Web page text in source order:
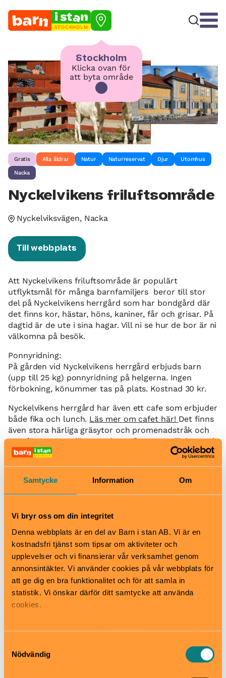
Samtycke Information Om
Vi bryr oss om din integritet
Denna webbplats är en del av Barn i stan AB. Vi är en
kostnadsfri tjänst som tipsar om aktiviteter och
upplevelser och vi finansierar vår verksamhet genom
annonsintäkter. Vi använder cookies på vår webbplats för
att ge dig en bra funktionalitet och för att samla in
statistik. Vi önskar därför ditt samtycke att använda
cookies.
Vi använder enhetsidentifierare för att analysera vår
samt tillhandahålla funktioner för sociala medier. Vi
vidarebefordrar även sådana identifierare och annan
Nödvändig
STOCKHOLM
Stockholm
Klicka ovan för
att byta område
Gratis Alla åldrar Natur Naturreservat Djur Utomhus
Nacka
Nyckelvikens friluftsområde
Nyckelviksvägen, Nacka
Till webbplats
Att Nyckelvikens friluftsområde är populärt
utflyktsmål för många barnfamiljers beror till stor
del på Nyckelvikens herrgård som har bondgård där
det finns kor, hästar, höns, kaniner, får och grisar. På
dagtid är de ute i sina hagar. Vill ni se hur de bor är ni
välkomna på besök.
Ponnyridning:
På gården vid Nyckelvikens herrgård erbjuds barn
(upp till 25 kg) ponnyridning på helgerna. Ingen
förbokning, könummer tas på plats. Kostnad 30 kr.
Nyckelvikens herrgård har även ett cafe som erbjuder
både fika och lunch. Läs mer om cafet här! Det finns
även stora härliga gräsytor och promenadstråk och
utanför en av stallbyggnaderna finns en grillplats och
en värmestuga att äta matsäcken i.
cykelvägar och flera ordnade rast- och grillplatser.
Det finns även utegym, hundrastgård och lekplats i
spåret och det blå spåret.
När
Naturen har öppet varje dag året om!
Ponnyridning lördagar och söndagar mellan klockan
12.00 och 14.00.
Pris
Det är gratis att besöka Nyckelvikens friluftsområde.
Kafé